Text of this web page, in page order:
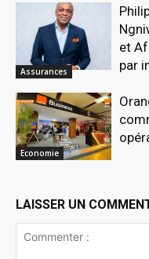
Assurances
et
par
Economie
LAISSER UN